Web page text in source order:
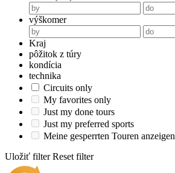
výškomer
Kraj
pôžitok z túry
kondícia
technika
Circuits only
My favorites only
Just my done tours
Just my preferred sports
Meine gesperrten Touren anzeigen
Uložiť filter Reset filter